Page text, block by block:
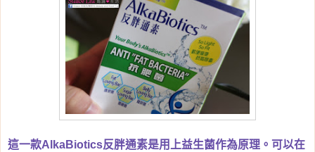
這一款AlkaBiotics反胖通素是用上益生菌作為原理。可以在